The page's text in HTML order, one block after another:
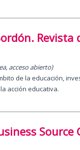
Revista
acceso abierto)
de la educación,
acción educativa.
Source